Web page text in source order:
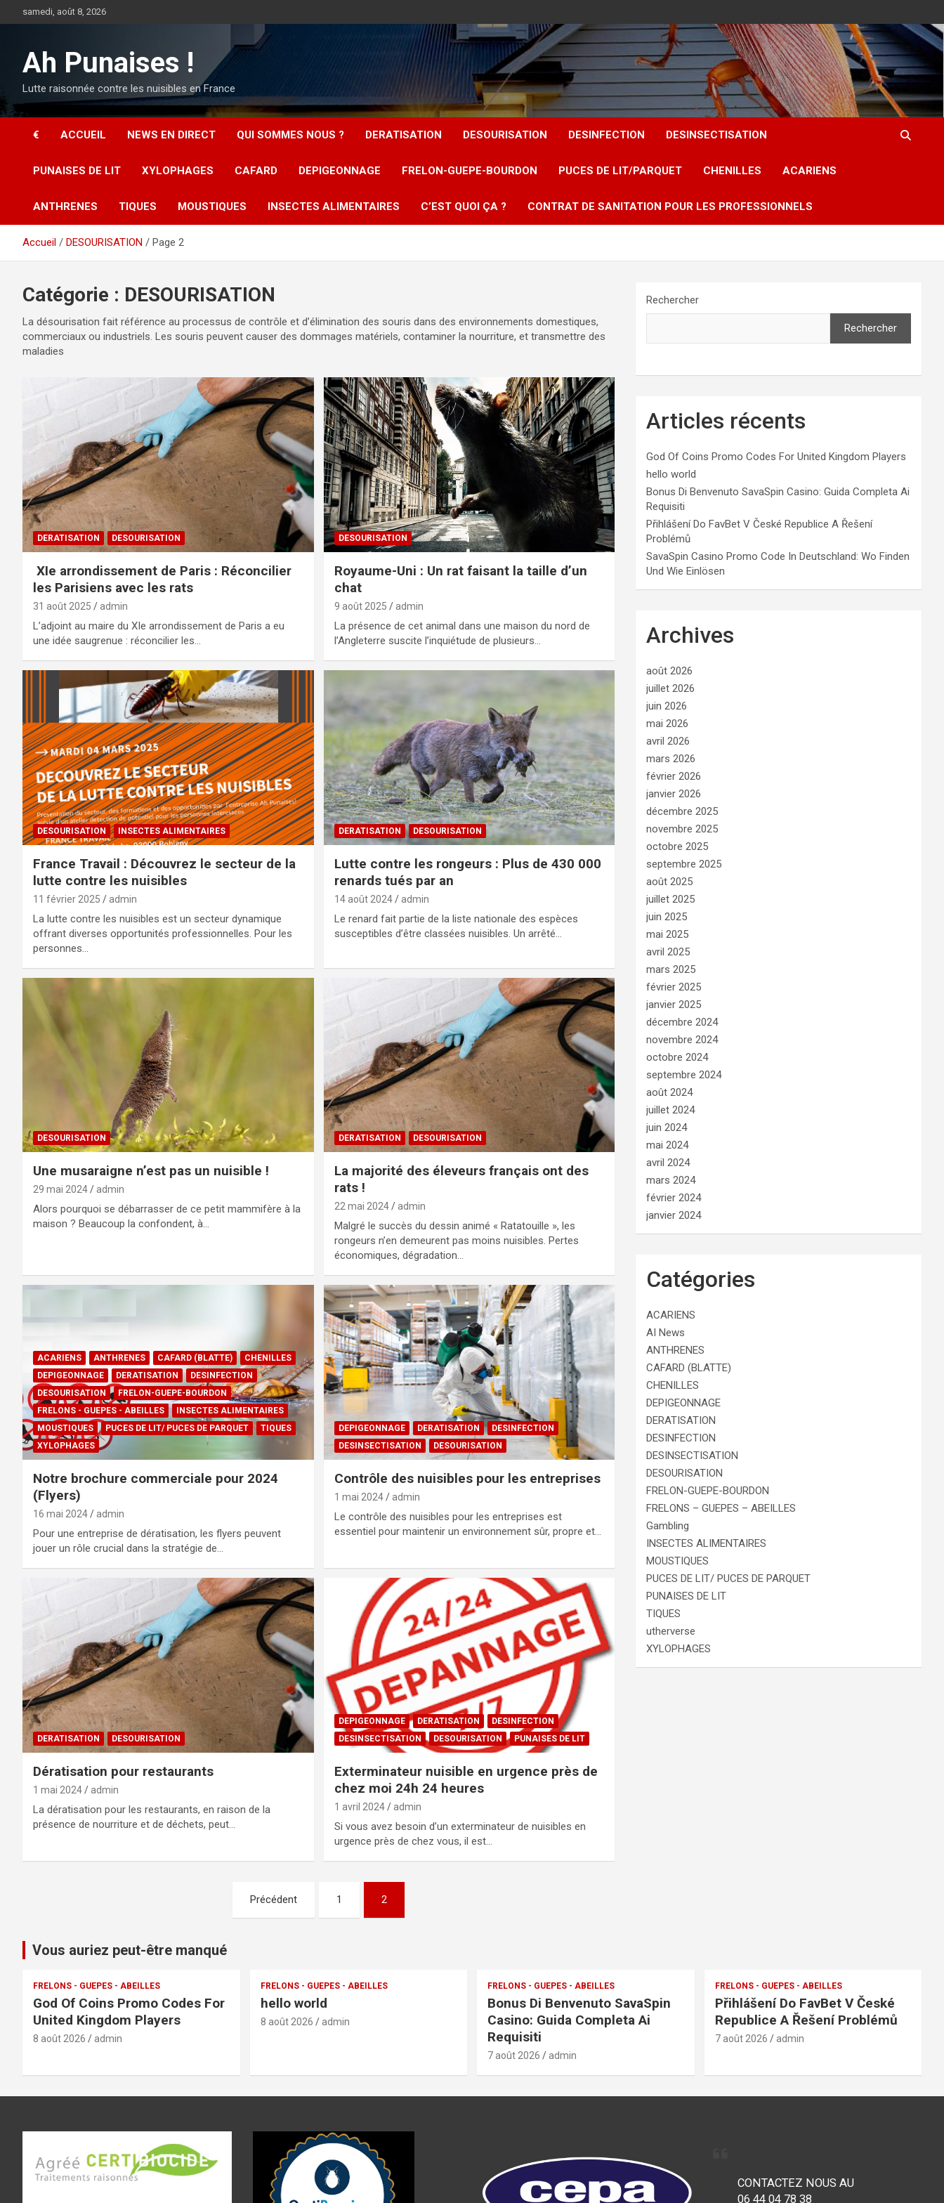
au
samedi, août 8, 2026
Ah Punaises !
Lutte raisonnée contre les nuisibles en France
€ ACCUEIL NEWS EN DIRECT QUI SOMMES NOUS ? DERATISATION DESOURISATION DESINFECTION DESINSECTISATION
PUNAISES DE LIT XYLOPHAGES CAFARD DEPIGEONNAGE FRELON-GUEPE-BOURDON PUCES DE LIT/PARQUET CHENILLES ACARIENS
ANTHRENES TIQUES MOUSTIQUES INSECTES ALIMENTAIRES C’EST QUOI ÇA ? CONTRAT DE SANITATION POUR LES PROFESSIONNELS
Accueil DESOURISATION Page 2
Catégorie : DESOURISATION
La désourisation fait référence au processus de contrôle et d’élimination des souris dans des environnements domestiques,
commerciaux ou industriels. Les souris peuvent causer des dommages matériels, contaminer la nourriture, et transmettre des
maladies
DERATISATION DESOURISATION
XIe arrondissement de Paris : Réconcilier
les Parisiens avec les rats
31 août 2025 admin
L’adjoint au maire du XIe arrondissement de Paris a eu
une idée saugrenue : réconcilier les…
DESOURISATION
Royaume-Uni : Un rat faisant la taille d’un
chat
9 août 2025 admin
La présence de cet animal dans une maison du nord de
l’Angleterre suscite l’inquiétude de plusieurs…
DESOURISATION INSECTES ALIMENTAIRES
France Travail : Découvrez le secteur de la
lutte contre les nuisibles
11 février 2025 admin
La lutte contre les nuisibles est un secteur dynamique
offrant diverses opportunités professionnelles. Pour les
personnes…
DERATISATION DESOURISATION
Lutte contre les rongeurs : Plus de 430 000
renards tués par an
14 août 2024 admin
Le renard fait partie de la liste nationale des espèces
susceptibles d’être classées nuisibles. Un arrêté…
DESOURISATION
Une musaraigne n’est pas un nuisible !
29 mai 2024 admin
Alors pourquoi se débarrasser de ce petit mammifère à la
maison ? Beaucoup la confondent, à…
DERATISATION DESOURISATION
La majorité des éleveurs français ont des
rats !
22 mai 2024 admin
Malgré le succès du dessin animé « Ratatouille », les
rongeurs n’en demeurent pas moins nuisibles. Pertes
économiques, dégradation…
ACARIENS ANTHRENES CAFARD (BLATTE)
CHENILLES
DEPIGEONNAGE
DERATISATION
DESINFECTION
DESOURISATION
FRELON-GUEPE-BOURDON
FRELONS - GUEPES - ABEILLES
INSECTES ALIMENTAIRES
MOUSTIQUES
PUCES DE LIT/ PUCES DE PARQUET
TIQUES
XYLOPHAGES
Notre brochure commerciale pour 2024
(Flyers)
16 mai 2024 admin
Pour une entreprise de dératisation, les flyers peuvent
jouer un rôle crucial dans la stratégie de…
DEPIGEONNAGE DERATISATION
DESINFECTION
DESINSECTISATION
DESOURISATION
Contrôle des nuisibles pour les entreprises
1 mai 2024 admin
Le contrôle des nuisibles pour les entreprises est
essentiel pour maintenir un environnement sûr, propre et…
DERATISATION DESOURISATION
Dératisation pour restaurants
1 mai 2024 admin
La dératisation pour les restaurants, en raison de la
présence de nourriture et de déchets, peut…
DEPIGEONNAGE DERATISATION
DESINFECTION
DESINSECTISATION
DESOURISATION PUNAISES DE LIT
Exterminateur nuisible en urgence près de
chez moi 24h 24 heures
1 avril 2024 admin
Si vous avez besoin d’un exterminateur de nuisibles en
urgence près de chez vous, il est…
publications
Précédent 1 2
Rechercher
Rechercher
Articles récents
God Of Coins Promo Codes For United Kingdom Players
hello world
Bonus Di Benvenuto SavaSpin Casino: Guida Completa Ai
Requisiti
Přihlášení Do FavBet V České Republice A Řešení
Problémů
SavaSpin Casino Promo Code In Deutschland: Wo Finden
Und Wie Einlösen
Archives
août 2026
juillet 2026
juin 2026
mai 2026
avril 2026
mars 2026
février 2026
janvier 2026
décembre 2025
novembre 2025
octobre 2025
septembre 2025
août 2025
juillet 2025
juin 2025
mai 2025
avril 2025
mars 2025
février 2025
janvier 2025
décembre 2024
novembre 2024
octobre 2024
septembre 2024
août 2024
juillet 2024
juin 2024
mai 2024
avril 2024
mars 2024
février 2024
janvier 2024
Catégories
ACARIENS
AI News
ANTHRENES
CAFARD (BLATTE)
CHENILLES
DEPIGEONNAGE
DERATISATION
DESINFECTION
DESINSECTISATION
DESOURISATION
FRELON-GUEPE-BOURDON
FRELONS – GUEPES – ABEILLES
Gambling
INSECTES ALIMENTAIRES
MOUSTIQUES
PUCES DE LIT/ PUCES DE PARQUET
PUNAISES DE LIT
TIQUES
utherverse
XYLOPHAGES
Vous auriez peut-être manqué
FRELONS - GUEPES - ABEILLES
God Of Coins Promo Codes For
United Kingdom Players
8 août 2026 admin
FRELONS - GUEPES - ABEILLES
hello world
8 août 2026 admin
FRELONS - GUEPES - ABEILLES
Bonus Di Benvenuto SavaSpin
Casino: Guida Completa Ai
Requisiti
7 août 2026 admin
FRELONS - GUEPES - ABEILLES
Přihlášení Do FavBet V České
Republice A Řešení Problémů
7 août 2026 admin
CONTACTEZ NOUS AU
06 44 04 78 38